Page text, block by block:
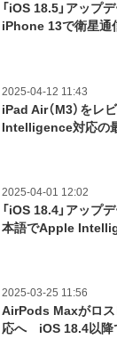
「iOS 18.5」アップ
iPhone 13で衛星通
2025-04-12 11:43
iPad Air（M3）をレ
Intelligence対応の
2025-04-01 12:02
「iOS 18.4」アップ
本語でApple
2025-03-25 11:56
AirPods Maxがロ
応へ iOS 18.4以降